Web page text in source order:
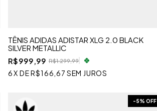
TÊNIS ADIDAS ADISTAR XLG 2.0 BLACK
SILVER METALLIC
R$999,99 R$1.299,99
6X DER$166,67 SEM JUROS
-5% OFF